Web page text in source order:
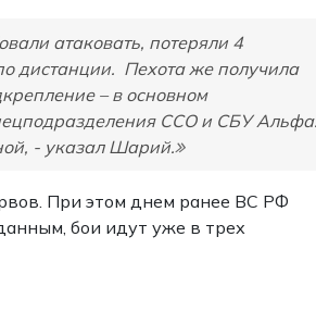
атаковать, потеряли 4
дистанции. Пехота же получила
– в основном
ССО и СБУ
- указал Шарий.
При этом днем ранее ВС РФ
бои идут уже в трех